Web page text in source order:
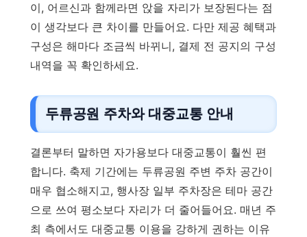
이, 어르신과 함께라면 앉을 자리가 보장된다는 점
이 생각보다 큰 차이를 만들어요. 다만 제공 혜택과
구성은 해마다 조금씩 바뀌니, 결제 전 공지의 구성
내역을 꼭 확인하세요.
두류공원 주차와 대중교통 안내
결론부터 말하면 자가용보다 대중교통이 훨씬 편
합니다. 축제 기간에는 두류공원 주변 주차 공간이
매우 협소해지고, 행사장 일부 주차장은 테마 공간
으로 쓰여 평소보다 자리가 더 줄어들어요. 매년 주
최 측에서도 대중교통 이용을 강하게 권하는 이유